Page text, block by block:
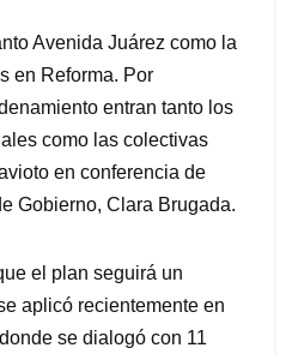
Avenida Juárez como la
en Reforma. Por
entran tanto los
como las colectivas
en conferencia de
Gobierno, Clara Brugada.
el plan seguirá un
aplicó recientemente en
se dialogó con 11